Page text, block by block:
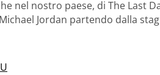
nel nostro paese, di The Last
Jordan partendo dalla